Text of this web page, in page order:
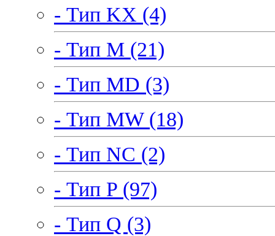
- Тип KX (4)
- Тип M (21)
- Тип MD (3)
- Тип MW (18)
- Тип NC (2)
- Тип P (97)
- Тип Q (3)